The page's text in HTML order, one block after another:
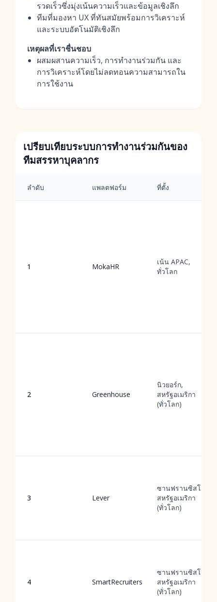
รวดเร็วซึ่งมุ่งเน้นความเร็วและข้อมูลเชิงลึก
ทีมที่มองหา UX ที่ทันสมัยพร้อมการวิเคราะห์
และระบบอัตโนมัติเชิงลึก
เหตุผลที่เราชื่นชอบ
ผสมผสานความเร็ว, การทำงานร่วมกัน และ
การวิเคราะห์โดยไม่ลดทอนความสามารถใน
การใช้งาน
เปรียบเทียบระบบการทำงานร่วมกันของ
ทีมสรรหาบุคลากร
ลำดับ แพลตฟอร์ม ที่ตั้ง
1 MokaHR
เน้น APAC,
ทั่วโลก
2 Greenhouse
นิวยอร์ก,
สหรัฐอเมริกา
(ทั่วโลก)
3 Lever
ซานฟรานซิสโก,
สหรัฐอเมริกา
(ทั่วโลก)
4 SmartRecruiters
ซานฟรานซิสโก,
สหรัฐอเมริกา
(ทั่วโลก)